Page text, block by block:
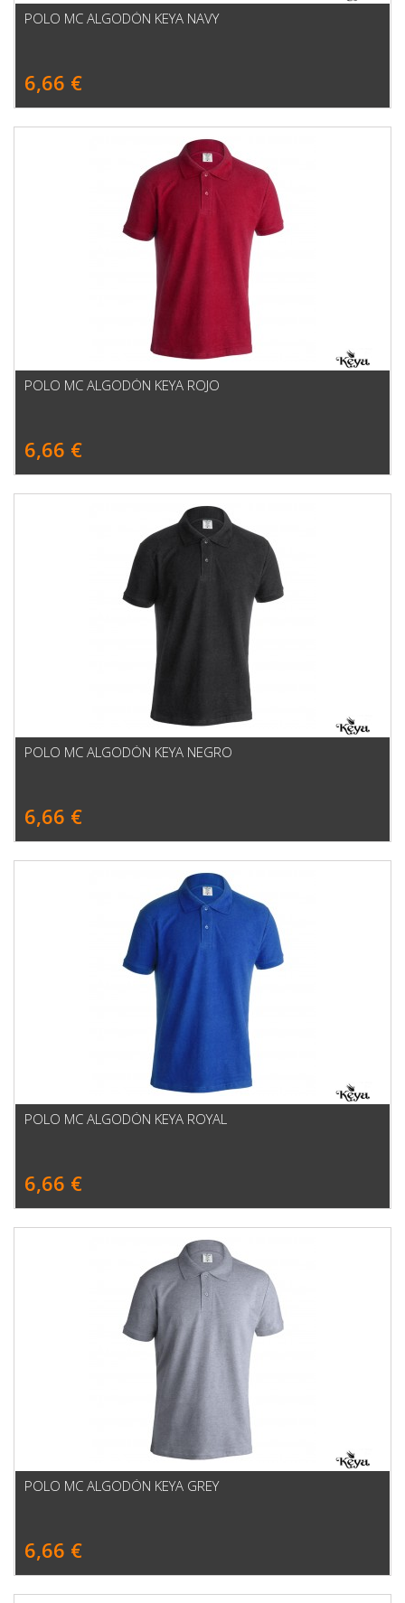
POLO MC ALGODÓN KEYA NAVY
6,66 €
POLO MC ALGODÓN KEYA ROJO
6,66 €
POLO MC ALGODÓN KEYA NEGRO
6,66 €
POLO MC ALGODÓN KEYA ROYAL
6,66 €
POLO MC ALGODÓN KEYA GREY
6,66 €